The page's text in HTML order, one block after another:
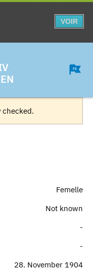
VOIR
checked.
Femelle
Not known
-
-
28. November 1904